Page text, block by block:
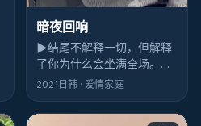
暗夜回响
▶结尾不解释一切，但解释
了你为什么会坐满全场。
《暗夜回响》的科幻落点像
2021 日韩 · 爱情家庭